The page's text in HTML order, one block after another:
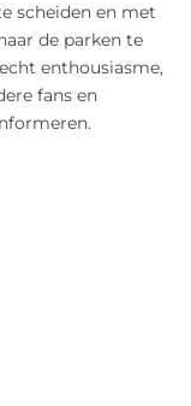
scheiden en met
de parken te
enthousiasme,
fans en